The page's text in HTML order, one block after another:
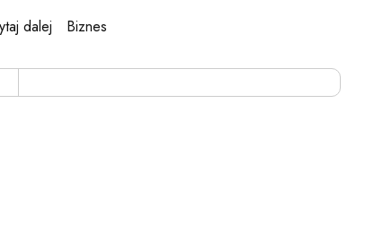
dalej Biznes